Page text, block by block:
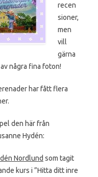
recen
sioner,
men
vill
gärna
några fina foton!
har fått flera
den här från
Hydén:
Nordlund som tagit
kurs i ”Hitta ditt inre